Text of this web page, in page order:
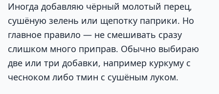
Иногда добавляю чёрный молотый перец,
сушёную зелень или щепотку паприки. Но
главное правило — не смешивать сразу
слишком много приправ. Обычно выбираю
две или три добавки, например куркуму с
чесноком либо тмин с сушёным луком.